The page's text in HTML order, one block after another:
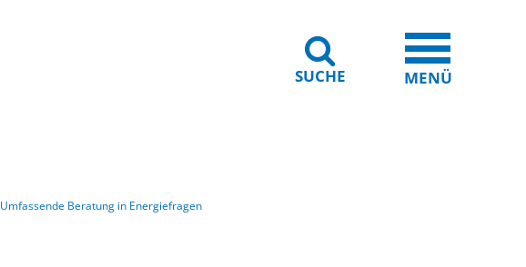
SUCHE MENÜ
Umfassende Beratung in Energiefragen